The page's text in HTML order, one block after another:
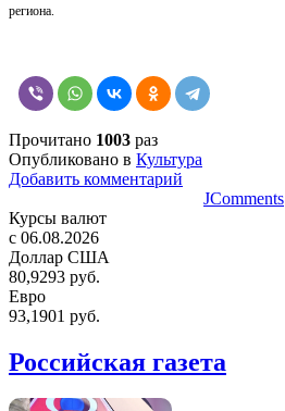
региона.
Прочитано 1003 раз
Опубликовано в Культура
Добавить комментарий
JComments
Курсы валют
c 06.08.2026
Доллар США
80,9293 руб.
Евро
93,1901 руб.
Российская газета